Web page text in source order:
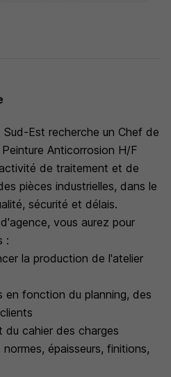
Sud-Est recherche un Chef de
Anticorrosion H/F
de traitement et de
pièces industrielles, dans le
sécurité et délais.
vous aurez pour
:
la production de l'atelier
en fonction du planning, des
du cahier des charges
épaisseurs, finitions,